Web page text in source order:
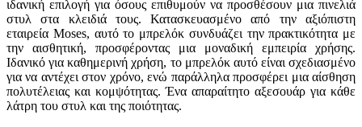
ιδανική επιλογή για όσους επιθυμούν να προσθέσουν μια πινελιά
στυλ στα κλειδιά τους. Κατασκευασμένο από την αξιόπιστη
εταιρεία Moses, αυτό το μπρελόκ συνδυάζει την πρακτικότητα με
την αισθητική, προσφέροντας μια μοναδική εμπειρία χρήσης.
Ιδανικό για καθημερινή χρήση, το μπρελόκ αυτό είναι σχεδιασμένο
για να αντέχει στον χρόνο, ενώ παράλληλα προσφέρει μια αίσθηση
πολυτέλειας και κομψότητας. Ένα απαραίτητο αξεσουάρ για κάθε
λάτρη του στυλ και της ποιότητας.